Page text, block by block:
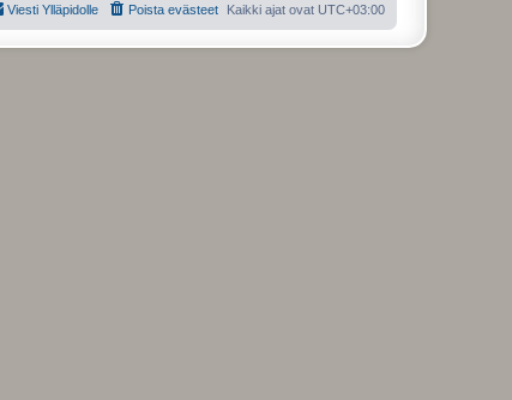
Kaikki ajat ovat UTC+03:00
Poista evästeet
Viesti Ylläpidolle